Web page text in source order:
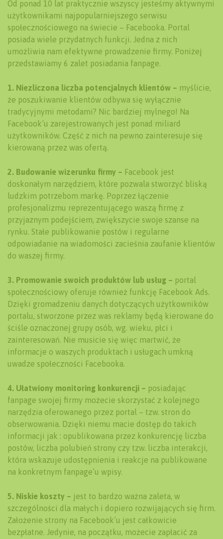
Od ponad 10 lat praktycznie wszyscy jesteśmy aktywnymi
użytkownikami najpopularniejszego serwisu
społecznościowego na świecie – Facebooka. Portal
posiada wiele przydatnych funkcji. Jedna z nich
umożliwia nam efektywne prowadzenie firmy. Poniżej
przedstawiamy 6 zalet posiadania fanpage.
1. Niezliczona liczba potencjalnych klientów – myślicie,
że poszukiwanie klientów odbywa się wyłącznie
tradycyjnymi metodami? Nic bardziej mylnego! Na
Facebook’u zarejestrowanych jest ponad miliard
użytkowników. Część z nich na pewno zainteresuje się
kierowaną przez was ofertą.
2. Budowanie wizerunku firmy – Facebook jest
doskonałym narzędziem, które pozwala stworzyć bliską
ludzkim potrzebom markę. Poprzez łączenie
profesjonalizmu reprezentującego waszą firmę z
przyjaznym podejściem, zwiększycie swoje szanse na
rynku. Stałe publikowanie postów i regularne
odpowiadanie na wiadomości zacieśnia zaufanie klientów
do waszej firmy.
3. Promowanie swoich produktów lub usług – portal
społecznościowy oferuje również funkcję Facebook Ads.
Dzięki gromadzeniu danych dotyczących użytkowników
portalu, stworzone przez was reklamy będą kierowane do
ściśle oznaczonej grupy osób, wg. wieku, płci i
zainteresowań. Nie musicie się więc martwić, że
informacje o waszych produktach i usługach umkną
uwadze społeczności Facebooka.
4. Ułatwiony monitoring konkurencji – posiadając
fanpage swojej firmy możecie skorzystać z kolejnego
narzędzia oferowanego przez portal – tzw. stron do
obserwowania. Dzięki niemu macie dostęp do takich
informacji jak : opublikowana przez konkurencję liczba
postów, liczba polubień strony czy tzw. liczba interakcji,
która wskazuje udostępnienia i reakcje na publikowane
na konkretnym fanpage’u wpisy.
5. Niskie koszty – jest to bardzo ważna zaleta, w
szczególności dla małych i dopiero rozwijających się firm.
Założenie strony na Facebook’u jest całkowicie
bezpłatne. Jedynie, na początku, możecie zapłacić za